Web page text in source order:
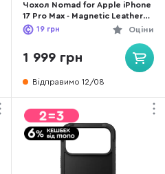
Чохол Nomad for Apple iPhone
17 Pro Max - Magnetic Leather
Back Horween Rustic Brown
(NM014384858)
Оціни
19 грн
1 999 грн
Відправимо 12/08